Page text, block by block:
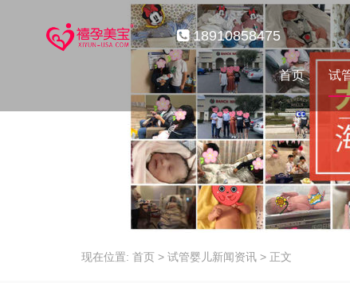
18910858475
首页 试
现在位置: 首页 > 试管婴儿新闻资讯 > 正文